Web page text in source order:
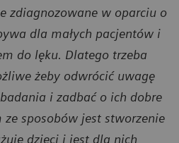
zdiagnozowane w oparciu o
dla małych pacjentów i
do lęku. Dlatego trzeba
żeby odwrócić uwagę
i zadbać o ich dobre
ze sposobów jest stworzenie
dzieci i jest dla nich